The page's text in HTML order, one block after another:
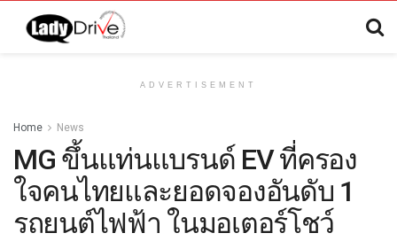
ADVERTISEMENT
Home News
MG ขึ้นแท่นแบรนด์ EV ที่ครอง
ใจคนไทยและยอดจองอันดับ 1
รถยนต์ไฟฟ้า ในมอเตอร์โชว์